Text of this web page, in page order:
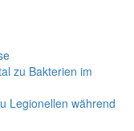
zu Bakterien im
Legionellen während